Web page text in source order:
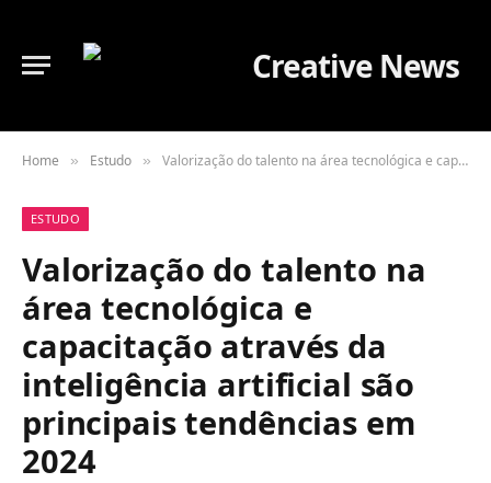
Home » Estudo » Valorização do talento na área tecnológica e capacitação através da inteligência artificial são principais tendências em 2024
ESTUDO
Valorização do talento na
área tecnológica e
capacitação através da
inteligência artificial são
principais tendências em
2024